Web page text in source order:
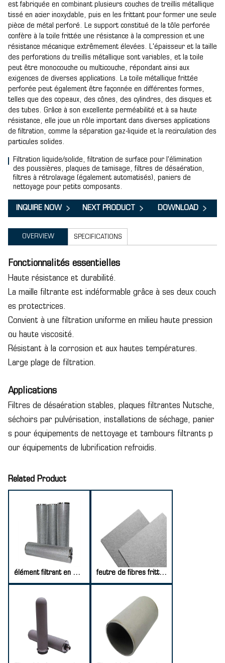
est fabriquée en combinant plusieurs couches de treillis métallique
tissé en acier inoxydable, puis en les frittant pour former une seule
pièce de métal perforé. Le support constitué de la tôle perforée
confère à la toile frittée une résistance à la compression et une
résistance mécanique extrêmement élevées. L'épaisseur et la taille
des perforations du treillis métallique sont variables, et la toile
peut être monocouche ou multicouche, répondant ainsi aux
exigences de diverses applications. La toile métallique frittée
perforée peut également être façonnée en différentes formes,
telles que des copeaux, des cônes, des cylindres, des disques et
des tubes. Grâce à son excellente perméabilité et à sa haute
résistance, elle joue un rôle important dans diverses applications
de filtration, comme la séparation gaz-liquide et la recirculation des
particules solides.
Filtration liquide/solide, filtration de surface pour l'élimination
des poussières, plaques de tamisage, filtres de désaération,
filtres à rétrolavage (également automatisés), paniers de
nettoyage pour petits composants.
INQUIRE NOW NEXT PRODUCT DOWNLOAD
OVERVIEW SPECIFICATIONS
Fonctionnalités essentielles
Haute résistance et durabilité.
La maille filtrante est indéformable grâce à ses deux couch
es protectrices.
Convient à une filtration uniforme en milieu haute pression
ou haute viscosité.
Résistant à la corrosion et aux hautes températures.
Large plage de filtration.
Applications
Filtres de désaération stables, plaques filtrantes Nutsche,
séchoirs par pulvérisation, installations de séchage, panier
s pour équipements de nettoyage et tambours filtrants p
our équipements de lubrification refroidis.
Related Product
élément filtrant en maille frittée feutre de fibres frittées en acier inoxydable